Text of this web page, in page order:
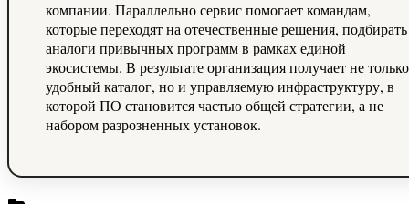
компании. Параллельно сервис помогает командам,
которые переходят на отечественные решения, подбирать
аналоги привычных программ в рамках единой
экосистемы. В результате организация получает не только
удобный каталог, но и управляемую инфраструктуру, в
которой ПО становится частью общей стратегии, а не
набором разрозненных установок.